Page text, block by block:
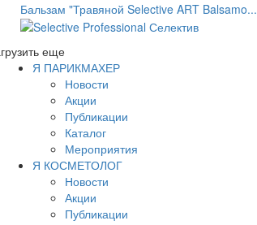
Бальзам "Травяной Selective ART Balsamo...
еще
Я ПАРИКМАХЕР
Новости
Акции
Публикации
Каталог
Мероприятия
Я КОСМЕТОЛОГ
Новости
Акции
Публикации